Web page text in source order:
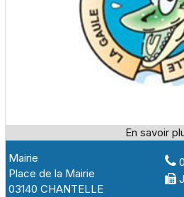
Mairie
Place de la Mairie
03140 CHANTELLE